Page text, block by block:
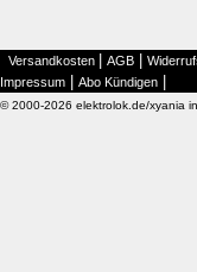
Versandkosten AGB
Impressum Abo Kündigen
© 2000-2026 elektrolok.de/xyania